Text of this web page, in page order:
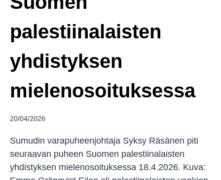
palestiinalaisten
yhdistyksen
mielenosoituksessa
20/04/2026
Sumudin varapuheenjohtaja Syksy Räsänen piti
seuraavan puheen Suomen palestiinalaisten
yhdistyksen mielenosoituksessa 18.4.2026. Kuva: